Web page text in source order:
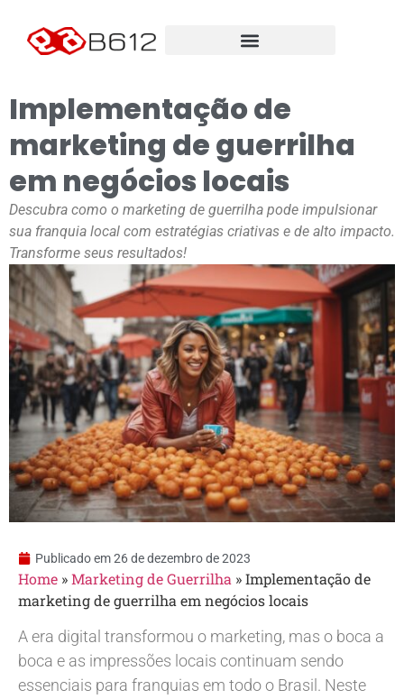
Implementação de
marketing de guerrilha
em negócios locais
Descubra como o marketing de guerrilha pode impulsionar
sua franquia local com estratégias criativas e de alto impacto.
Transforme seus resultados!
Publicado em26 de dezembro de 2023
Home »Marketing de Guerrilha »Implementação de
marketing de guerrilha em negócios locais
A era digital transformou o marketing, mas o boca a
boca e as impressões locais continuam sendo
essenciais para franquias em todo o Brasil. Neste